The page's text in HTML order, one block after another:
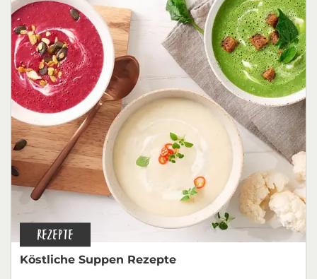
REZEPTE
Köstliche Suppen Rezepte